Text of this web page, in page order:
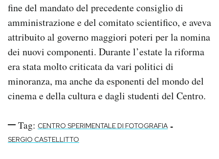
fine del mandato del precedente consiglio di
amministrazione e del comitato scientifico, e aveva
attribuito al governo maggiori poteri per la nomina
dei nuovi componenti. Durante l’estate la riforma
era stata molto criticata da vari politici di
minoranza, ma anche da esponenti del mondo del
cinema e della cultura e dagli studenti del Centro.
Tag: CENTRO SPERIMENTALE DI FOTOGRAFIA -
SERGIO CASTELLITTO